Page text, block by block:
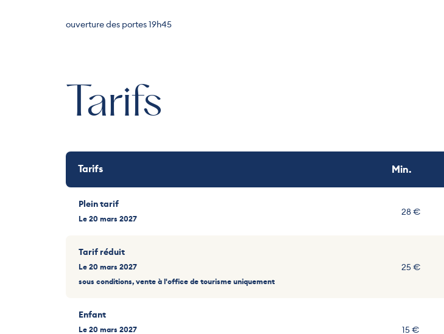
ouverture des portes 19h45
Tarifs
Tarifs Min.
Plein tarif
Le 20 mars 2027
28 €
Tarif réduit
Le 20 mars 2027
sous conditions, vente à l'office de tourisme uniquement
25 €
Enfant
Le 20 mars 2027 15 €